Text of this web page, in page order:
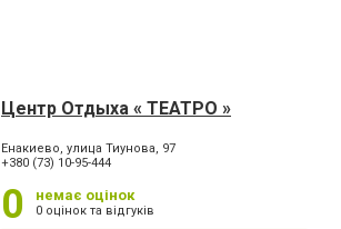
Центр Отдыха « ТЕАТРО »
Енакиево, улица Тиунова, 97
+380 (73) 10-95-444
0 немає оцінок
0 оцінок та відгуків